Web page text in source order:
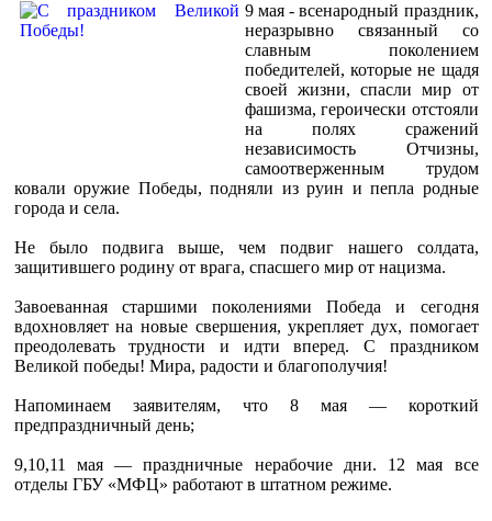
9 мая - всенародный праздник,
неразрывно связанный со
славным поколением
победителей, которые не щадя
своей жизни, спасли мир от
фашизма, героически отстояли
на полях сражений
независимость Отчизны,
самоотверженным трудом
ковали оружие Победы, подняли из руин и пепла родные
города и села.
Не было подвига выше, чем подвиг нашего солдата,
защитившего родину от врага, спасшего мир от нацизма.
Завоеванная старшими поколениями Победа и сегодня
вдохновляет на новые свершения, укрепляет дух, помогает
преодолевать трудности и идти вперед. С праздником
Великой победы! Мира, радости и благополучия!
Напоминаем заявителям, что 8 мая — короткий
предпраздничный день;
9,10,11 мая — праздничные нерабочие дни. 12 мая все
отделы ГБУ «МФЦ» работают в штатном режиме.